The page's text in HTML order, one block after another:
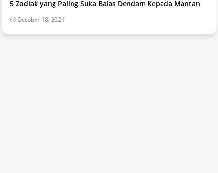
5 Zodiak yang Paling Suka Balas Dendam Kepada Mantan
October 18, 2021